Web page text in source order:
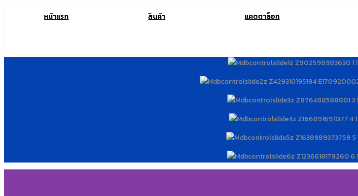
หน้าแรก สินค้า แคตตาล็อก